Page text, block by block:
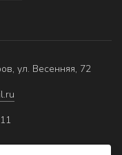
ул. Весенняя, 72